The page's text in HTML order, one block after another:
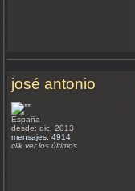
josé antonio
España
desde: dic, 2013
mensajes: 4914
clik ver los últimos